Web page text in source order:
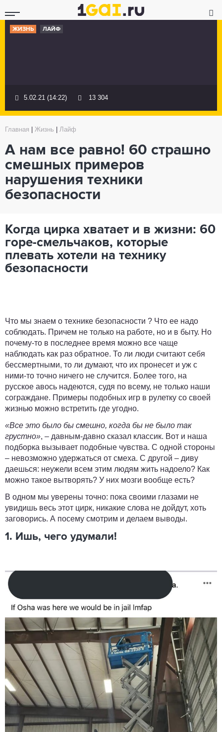
ЖИЗНЬ ЛАЙФ
5.02.21 (14:22) 13 304
Главная Жизнь Лайф
А нам все равно! 60 страшно
смешных примеров
нарушения техники
безопасности
Когда цирка хватает и в жизни: 60
горе-смельчаков, которые
плевать хотели на технику
безопасности
Что мы знаем о технике безопасности ? Что ее надо
соблюдать. Причем не только на работе, но и в быту. Но
почему-то в последнее время можно все чаще
наблюдать как раз обратное. То ли люди считают себя
бессмертными, то ли думают, что их пронесет и уж с
ними-то точно ничего не случится. Более того, на
русское авось надеются, судя по всему, не только наши
сограждане. Примеры подобных игр в рулетку со своей
жизнью можно встретить где угодно.
«Все это было бы смешно, когда бы не было так
грустно», – давным-давно сказал классик. Вот и наша
подборка вызывает подобные чувства. С одной стороны
– невозможно удержаться от смеха. С другой – диву
даешься: неужели всем этим людям жить надоело? Как
можно такое вытворять? У них мозги вообще есть?
В одном мы уверены точно: пока своими глазами не
увидишь весь этот цирк, никакие слова не дойдут, хоть
заговорись. А посему смотрим и делаем выводы.
1. Ишь, чего удумали!